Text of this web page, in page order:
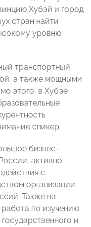
Хубэй и город
стран найти
уровню
транспортный
а также мощными
этого, в Хубэе
спикер.
бизнес-
активно
с
организации
Также на
по изучению
и